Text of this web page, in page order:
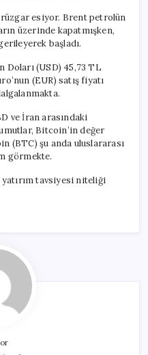
esiyor. Brent petrolün
üzerinde kapatmışken,
başladı.
Doları (USD) 45,73 TL
(EUR) satış fiyatı
ve İran arasındaki
Bitcoin’in değer
(BTC) şu anda uluslararası
görmekte.
tavsiyesi niteliği